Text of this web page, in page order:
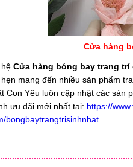
Cửa hàng
Cửa hàng bóng bay trang trí
mang đến nhiều sản phẩm
Con Yêu luôn cập nhật các
ưu đãi mới nhất tại: https://
bongbaytrangtrisinhnhat